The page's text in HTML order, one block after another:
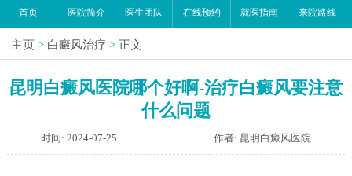
首页 医院简介 医生团队 在线预约 就医指南 来院路线
主页 > 白癜风治疗 > 正文
昆明白癜风医院哪个好啊-治疗白癜风要注意
什么问题
时间: 2024-07-25 作者: 昆明白癜风医院